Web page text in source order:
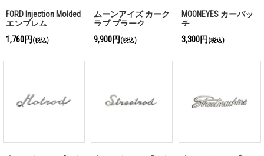
FORD Injection Molded
エンブレム
1,760円 (税込)
ムーンアイズ カーク
ラブ プラーク
9,900円 (税込)
MOONEYES カーバッ
チ
3,300円 (税込)